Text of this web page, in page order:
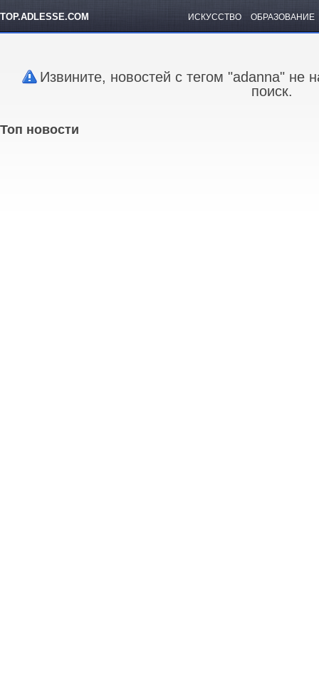
TOP.ADLESSE.COM ИСКУССТВО ОБРАЗОВАНИЕ
Извините, новостей с тегом "adanna" не
поиск.
Топ новости